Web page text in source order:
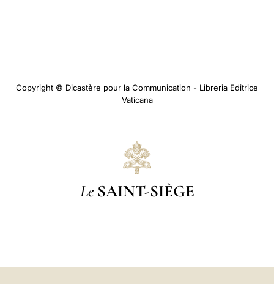
Copyright © Dicastère pour la Communication - Libreria Editrice
Vaticana
Le SAINT-SIÈGE